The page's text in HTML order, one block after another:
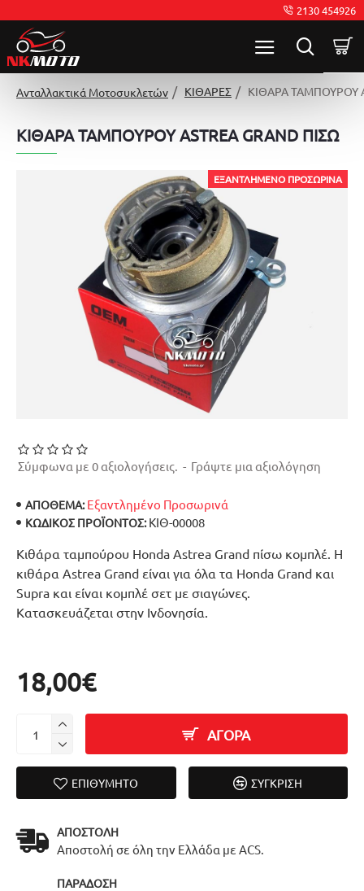
2130 454926
Ανταλλακτικά Μοτοσυκλετών ΚΙΘΑΡΕΣ ΚΙΘΑΡΑ ΤΑΜΠΟΥΡΟΥ
ΚΙΘΑΡΑ ΤΑΜΠΟΥΡΟΥ ASTREA GRAND ΠΙΣΩ
ΕΞΑΝΤΛΗΜΈΝΟ ΠΡΟΣΩΡΙΝΆ
Κιθάρα ταμπούρου Honda Astrea Grand πίσω κομπλέ. Η
κιθάρα Astrea Grand είναι για όλα τα Honda Grand και
Supra και είναι κομπλέ σετ με σιαγώνες.
Κατασκευάζεται στην Ινδονησία.
ΑΠΟΘΕΜΑ: Εξαντλημένο Προσωρινά
ΚΩΔΙΚΌΣ ΠΡΟΪΌΝΤΟΣ: ΚΙΘ-00008
Σύμφωνα με 0 αξιολογήσεις. - Γράψτε μια αξιολόγηση
18,00€
ΑΓΟΡΑ
ΕΠΙΘΥΜΗΤΌ ΣΎΓΚΡΙΣΗ
ΑΠΟΣΤΟΛΉ
Αποστολή σε όλη την Ελλάδα με ACS.
ΠΑΡΆΔΟΣΗ